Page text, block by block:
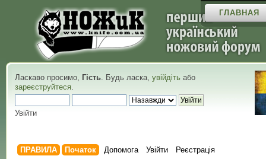
ГЛАВНАЯ
Ласкаво просимо, Гість. Будь ласка, увійдіть або
зареєструйтеся.
Увійти
ПРАВИЛА Початок Допомога Увійти Реєстрація